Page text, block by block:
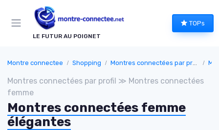
LE FUTUR AU POIGNET
TOPs
Montre connectee Shopping Montres connectées par profil
Montres connectées par profil ≫ Montres connectées
femme
Montres connectées femme
élégantes
Panneau de gestion des cookies